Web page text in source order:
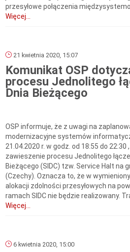
przesyłowe połączenia
Więcej...
21 kwietnia 2020, 15:07
Komunikat OSP
procesu Jednolitego
Dnia Bieżącego
OSP informuje, że z uwagi na
modernizacyjne systemów
21.04.2020 r. w godz. od 18:55 do
zawieszenie procesu Jednolitego
Bieżącego (SIDC) tzw. Service Halt na
(Czechy). Oznacza to, że w
alokacji zdolności przesyłowych na
ramach SIDC nie będzie realizowany.
Więcej...
6 kwietnia 2020, 15:00